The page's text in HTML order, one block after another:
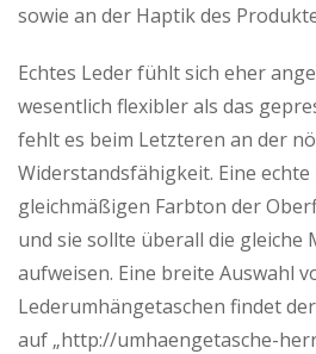
sowie an der Haptik des
Echtes Leder fühlt sich eher
wesentlich flexibler als das
fehlt es beim Letzteren an der
Widerstandsfähigkeit. Eine
gleichmäßigen Farbton der
und sie sollte überall die gleiche
aufweisen. Eine breite Auswahl
Lederumhängetaschen findet
auf „http://umhaengetasche-